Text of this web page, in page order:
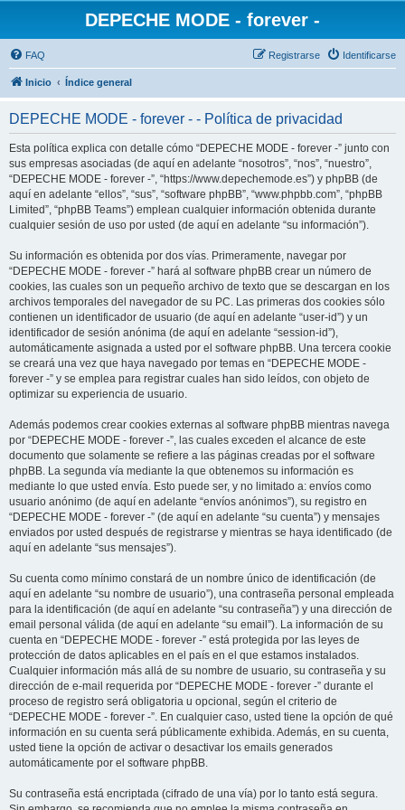
DEPECHE MODE - forever -
FAQ Identificarse
Registrarse
Inicio Índice general
DEPECHE MODE - forever - - Política de privacidad
Esta política explica con detalle cómo “DEPECHE MODE - forever -” junto con
sus empresas asociadas (de aquí en adelante “nosotros”, “nos”, “nuestro”,
“DEPECHE MODE - forever -”, “https://www.depechemode.es”) y phpBB (de
aquí en adelante “ellos”, “sus”, “software phpBB”, “www.phpbb.com”, “phpBB
Limited”, “phpBB Teams”) emplean cualquier información obtenida durante
cualquier sesión de uso por usted (de aquí en adelante “su información”).
Su información es obtenida por dos vías. Primeramente, navegar por
“DEPECHE MODE - forever -” hará al software phpBB crear un número de
cookies, las cuales son un pequeño archivo de texto que se descargan en los
archivos temporales del navegador de su PC. Las primeras dos cookies sólo
contienen un identificador de usuario (de aquí en adelante “user-id”) y un
identificador de sesión anónima (de aquí en adelante “session-id”),
automáticamente asignada a usted por el software phpBB. Una tercera cookie
se creará una vez que haya navegado por temas en “DEPECHE MODE -
forever -” y se emplea para registrar cuales han sido leídos, con objeto de
optimizar su experiencia de usuario.
Además podemos crear cookies externas al software phpBB mientras navega
por “DEPECHE MODE - forever -”, las cuales exceden el alcance de este
documento que solamente se refiere a las páginas creadas por el software
phpBB. La segunda vía mediante la que obtenemos su información es
mediante lo que usted envía. Esto puede ser, y no limitado a: envíos como
usuario anónimo (de aquí en adelante “envíos anónimos”), su registro en
“DEPECHE MODE - forever -” (de aquí en adelante “su cuenta”) y mensajes
enviados por usted después de registrarse y mientras se haya identificado (de
aquí en adelante “sus mensajes”).
Su cuenta como mínimo constará de un nombre único de identificación (de
aquí en adelante “su nombre de usuario”), una contraseña personal empleada
para la identificación (de aquí en adelante “su contraseña”) y una dirección de
email personal válida (de aquí en adelante “su email”). La información de su
cuenta en “DEPECHE MODE - forever -” está protegida por las leyes de
protección de datos aplicables en el país en el que estamos instalados.
Cualquier información más allá de su nombre de usuario, su contraseña y su
dirección de e-mail requerida por “DEPECHE MODE - forever -” durante el
proceso de registro será obligatoria u opcional, según el criterio de
“DEPECHE MODE - forever -”. En cualquier caso, usted tiene la opción de qué
información en su cuenta será públicamente exhibida. Además, en su cuenta,
usted tiene la opción de activar o desactivar los emails generados
automáticamente por el software phpBB.
Su contraseña está encriptada (cifrado de una vía) por lo tanto está segura.